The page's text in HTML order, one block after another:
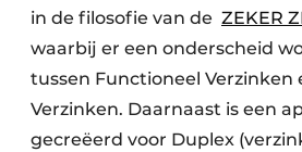
in de filosofie van de ZEKER
waarbij er een onderscheid
tussen Functioneel Verzinken
Verzinken. Daarnaast is een
gecreëerd voor Duplex